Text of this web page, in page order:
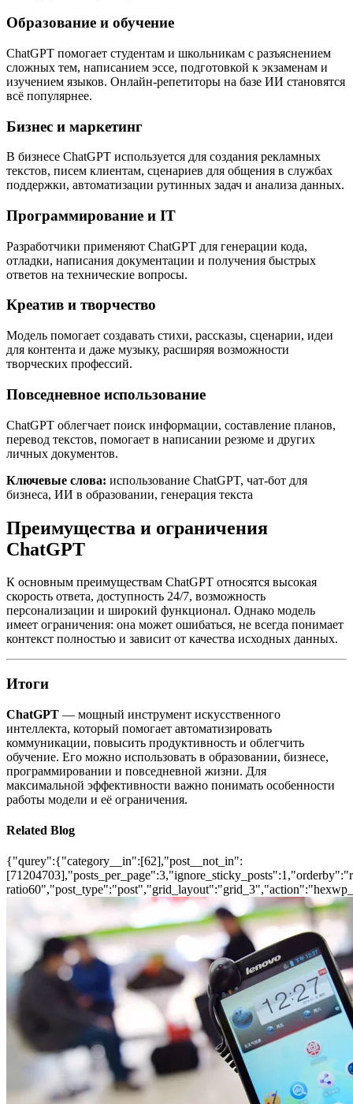
Образование и обучение
ChatGPT помогает студентам и школьникам с разъяснением
сложных тем, написанием эссе, подготовкой к экзаменам и
изучением языков. Онлайн-репетиторы на базе ИИ становятся
всё популярнее.
Бизнес и маркетинг
В бизнесе ChatGPT используется для создания рекламных
текстов, писем клиентам, сценариев для общения в службах
поддержки, автоматизации рутинных задач и анализа данных.
Программирование и IT
Разработчики применяют ChatGPT для генерации кода,
отладки, написания документации и получения быстрых
ответов на технические вопросы.
Креатив и творчество
Модель помогает создавать стихи, рассказы, сценарии, идеи
для контента и даже музыку, расширяя возможности
творческих профессий.
Повседневное использование
ChatGPT облегчает поиск информации, составление планов,
перевод текстов, помогает в написании резюме и других
личных документов.
Ключевые слова: использование ChatGPT, чат-бот для
бизнеса, ИИ в образовании, генерация текста
Преимущества и ограничения
ChatGPT
К основным преимуществам ChatGPT относятся высокая
скорость ответа, доступность 24/7, возможность
персонализации и широкий функционал. Однако модель
имеет ограничения: она может ошибаться, не всегда понимает
контекст полностью и зависит от качества исходных данных.
Итоги
ChatGPT — мощный инструмент искусственного
интеллекта, который помогает автоматизировать
коммуникации, повысить продуктивность и облегчить
обучение. Его можно использовать в образовании, бизнесе,
программировании и повседневной жизни. Для
максимальной эффективности важно понимать особенности
работы модели и её ограничения.
Related Blog
{"qurey":{"category__in":[62],"post__not_in":